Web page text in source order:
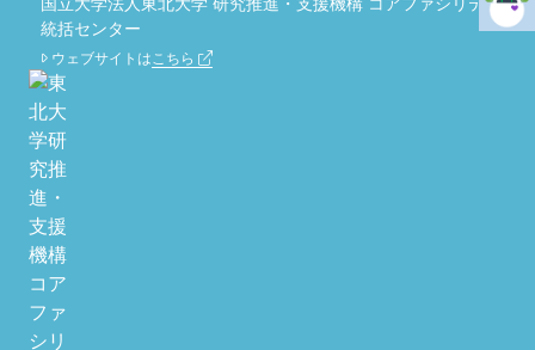
統括センター
ウェブサイトはこちら